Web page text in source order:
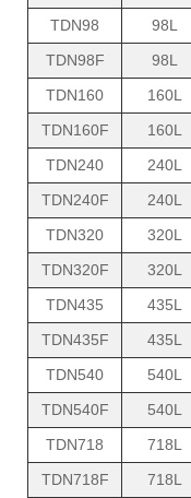
TDN98 98L
TDN98F
98L
TDN160
160L
TDN160F
160L
TDN240
240L
TDN240F
240L
TDN320
320L
TDN320F
320L
TDN435
435L
TDN435F
435L
TDN540
540L
TDN540F
540L
TDN718
718L
TDN718F
718L